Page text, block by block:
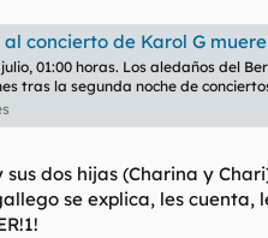
concierto de Karol G muere tras
01:00 horas. Los aledaños del
tras la segunda noche de
sus dos hijas (Charina y
se explica, les cuenta,